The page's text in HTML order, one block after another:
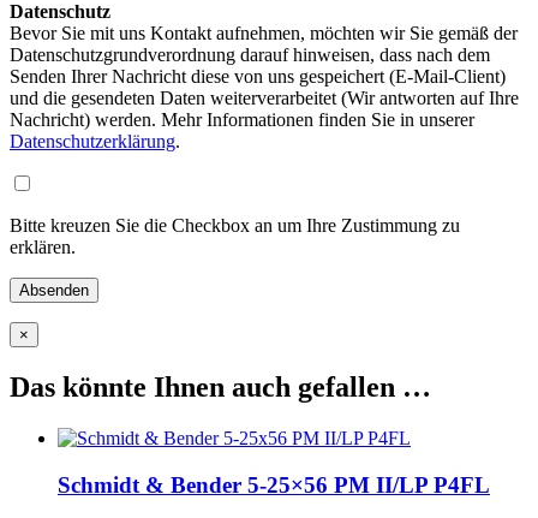
Datenschutz
Bevor Sie mit uns Kontakt aufnehmen, möchten wir Sie gemäß der
Datenschutzgrundverordnung darauf hinweisen, dass nach dem
Senden Ihrer Nachricht diese von uns gespeichert (E-Mail-Client)
und die gesendeten Daten weiterverarbeitet (Wir antworten auf Ihre
Nachricht) werden. Mehr Informationen finden Sie in unserer
Datenschutzerklärung.
Bitte kreuzen Sie die Checkbox an um Ihre Zustimmung zu
erklären.
×
Das könnte Ihnen auch gefallen …
Schmidt & Bender 5-25×56 PM II/LP P4FL